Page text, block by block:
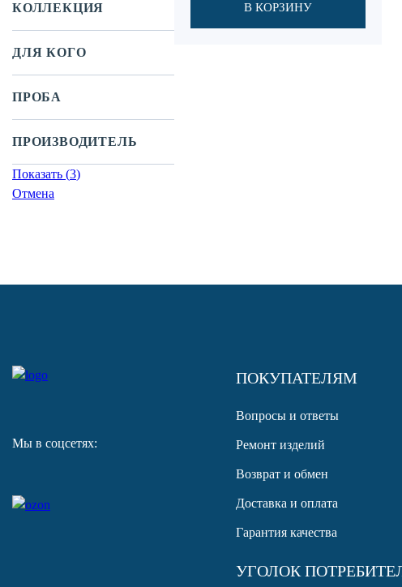
КОЛЛЕКЦИЯ
ДЛЯ КОГО
ПРОБА
ПРОИЗВОДИТЕЛЬ
Показать (3)
Отмена
В КОРЗИНУ
Мы в соцсетях:
ПОКУПАТЕЛЯМ
Вопросы и ответы
Ремонт изделий
Возврат и обмен
Доставка и оплата
Гарантия качества
УГОЛОК